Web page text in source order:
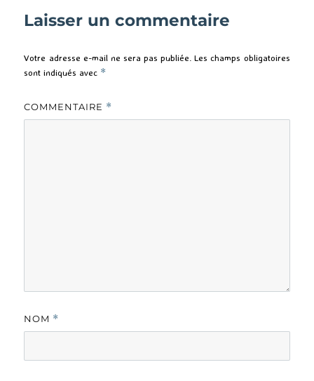
Laisser un commentaire
Votre adresse e-mail ne sera pas publiée. Les champs obligatoires
sont indiqués avec *
COMMENTAIRE *
NOM *